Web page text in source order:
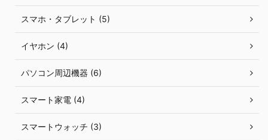
スマホ・タブレット (5)
イヤホン (4)
パソコン周辺機器 (6)
スマート家電 (4)
スマートウォッチ (3)